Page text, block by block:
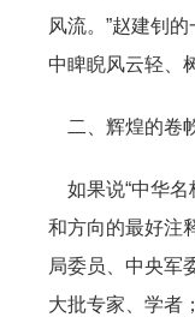
风流。”赵建钊
中睥睨风云轻、
二、辉煌的卷
如果说“中华名
和方向的最好注
局委员、中央军
大批专家、学者